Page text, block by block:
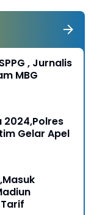
, Jurnalis
MBG
2024,Polres
Gelar Apel